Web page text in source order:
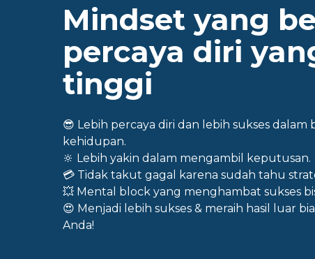
Mindset yang
percaya diri
tinggi
😎 Lebih percaya diri dan lebih sukses dalam
kehidupan.
🔆 Lebih yakin dalam mengambil keputusan.
💳 Tidak takut gagal karena sudah tahu
💥 Mental block yang menghambat sukses
😍 Menjadi lebih sukses & meraih hasil luar
Anda!